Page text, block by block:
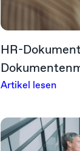
HR-
Artikel lesen